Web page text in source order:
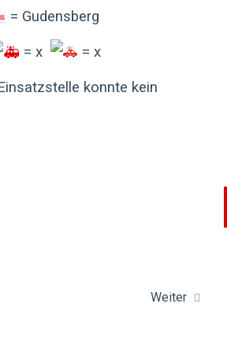
= Gudensberg
= x = x
konnte kein
Weiter